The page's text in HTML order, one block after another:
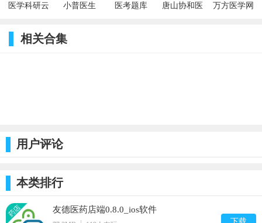
医学科研云
小普医生
医考题库
唐山协和医
万方医学网
相关合集
用户评论
本类排行
友德医药店端0.8.0_ios软件